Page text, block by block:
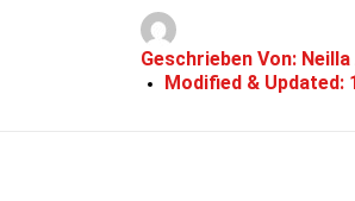
Geschrieben Von:
Modified & Updated: